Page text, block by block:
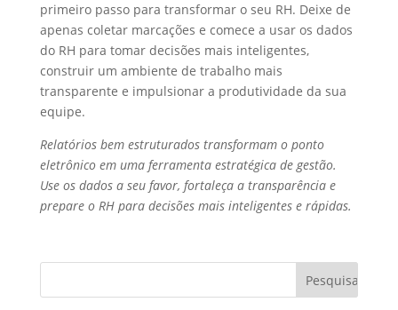
primeiro passo para transformar o seu RH. Deixe de
apenas coletar marcações e comece a usar os dados
do RH para tomar decisões mais inteligentes,
construir um ambiente de trabalho mais
transparente e impulsionar a produtividade da sua
equipe.
Relatórios bem estruturados transformam o ponto
eletrônico em uma ferramenta estratégica de gestão.
Use os dados a seu favor, fortaleça a transparência e
prepare o RH para decisões mais inteligentes e rápidas.